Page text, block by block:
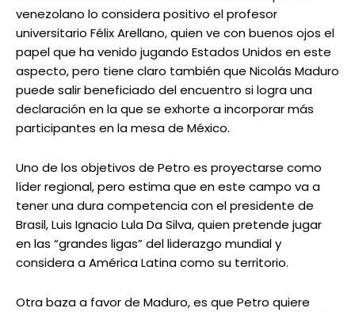
venezolano lo considera positivo el profesor
universitario Félix Arellano, quien ve con buenos ojos el
papel que ha venido jugando Estados Unidos en este
aspecto, pero tiene claro también que Nicolás Maduro
puede salir beneficiado del encuentro si logra una
declaración en la que se exhorte a incorporar más
participantes en la mesa de México.
Uno de los objetivos de Petro es proyectarse como
líder regional, pero estima que en este campo va a
tener una dura competencia con el presidente de
Brasil, Luis Ignacio Lula Da Silva, quien pretende jugar
en las “grandes ligas” del liderazgo mundial y
considera a América Latina como su territorio.
Otra baza a favor de Maduro, es que Petro quiere